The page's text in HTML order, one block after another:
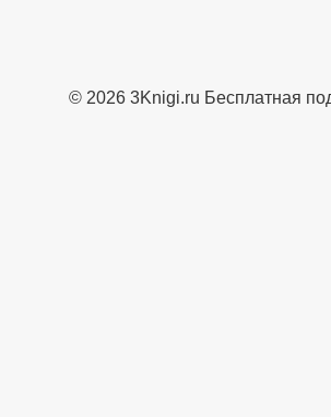
© 2026 3Knigi.ru Бесплатная